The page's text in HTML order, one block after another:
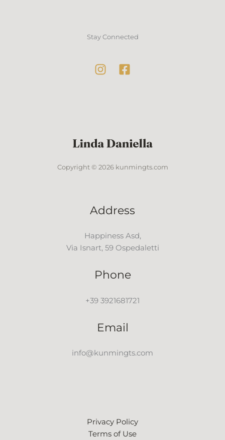
Stay Connected
Copyright © 2026 kunmingts.com
Address
Happiness Asd,
Via Isnart, 59 Ospedaletti
Phone
+39 3921681721
Email
info@kunmingts.com
Privacy Policy
Terms of Use